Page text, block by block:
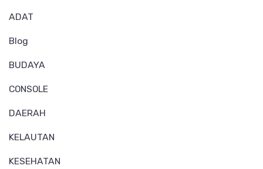
ADAT
Blog
BUDAYA
CONSOLE
DAERAH
KELAUTAN
KESEHATAN